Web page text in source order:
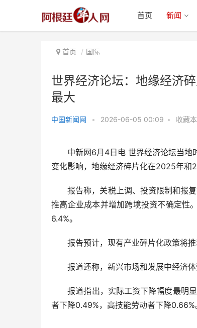
首页 新闻
首页 国际
世界经济论坛：地缘经济
最大
中国新闻网 • 2026-06-05 00:09 • 收藏
中新网6月4日电 世界经济论坛当地
变化影响，地缘经济碎片化在2025年和
报告称，关税上调、投资限制和报复
推高企业成本并增加跨境投资不确定性
6.4%。
报告预计，现有产业碎片化政策将推
报道还称，新兴市场和发展中经济体
报道指出，实际工资下降幅度最明显
者下降0.49%，高技能劳动者下降
世界经济论坛：地缘经济碎片化或